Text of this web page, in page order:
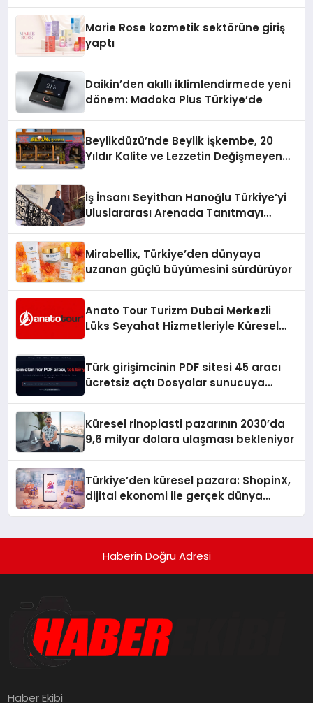
Marie Rose kozmetik sektörüne giriş
yaptı
Daikin’den akıllı iklimlendirmede yeni
dönem: Madoka Plus Türkiye’de
Beylikdüzü’nde Beylik İşkembe, 20
Yıldır Kalite ve Lezzetin Değişmeyen
İş İnsanı Seyithan Hanoğlu Türkiye’yi
Uluslararası Arenada Tanıtmayı
Mirabellix, Türkiye’den dünyaya
uzanan güçlü büyümesini sürdürüyor
Anato Tour Turizm Dubai Merkezli
Lüks Seyahat Hizmetleriyle Küresel
Türk girişimcinin PDF sitesi 45 aracı
ücretsiz açtı Dosyalar sunucuya
Küresel rinoplasti pazarının 2030’da
9,6 milyar dolara ulaşması bekleniyor
Türkiye’den küresel pazara: ShopinX,
dijital ekonomi ile gerçek dünya
Haberin Doğru Adresi
Haber Ekibi